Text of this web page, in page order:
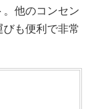
他のコンセン
びも便利で非常